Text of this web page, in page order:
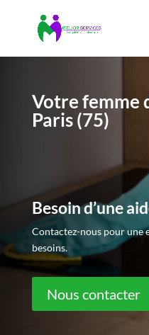
Votre femme
Paris (75)
Besoin d’une
Contactez-nous pour une
besoins.
Nous contacter